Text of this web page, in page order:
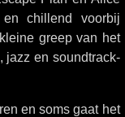
chillend voorbij
greep van het
jazz en soundtrack-
en soms gaat het